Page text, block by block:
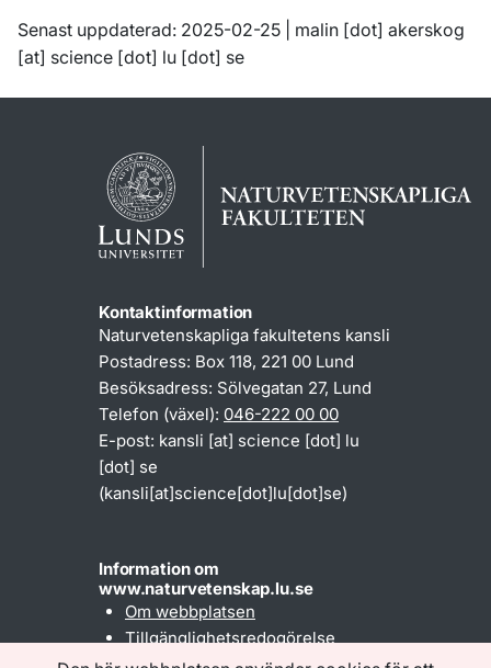
Senast uppdaterad: 2025-02-25 | malin [dot] akerskog
[at] science [dot] lu [dot] se
Kontaktinformation
Naturvetenskapliga fakultetens kansli
Postadress: Box 118, 221 00 Lund
Besöksadress: Sölvegatan 27, Lund
Telefon (växel): 046-222 00 00
E-post: kansli [at] science [dot] lu
[dot] se
(kansli[at]science[dot]lu[dot]se)
Information om
www.naturvetenskap.lu.se
Om webbplatsen
Tillgänglighetsredogörelse